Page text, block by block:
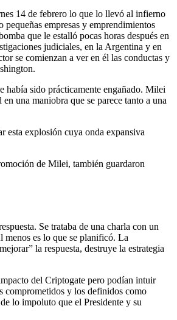
14 de febrero lo que lo llevó al infierno
empresas y emprendimientos
que le estalló pocas horas después en
judiciales, en la Argentina y en
se comienzan a ver en él las conductas y
había sido prácticamente engañado. Milei
una maniobra que se parece tanto a una
esta explosión cuya onda expansiva
de Milei, también guardaron
Se trataba de una charla con un
menos es lo que se planificó. La
la respuesta, destruye la estrategia
del Criptogate pero podían intuir
comprometidos y los definidos como
lo impoluto que el Presidente y su